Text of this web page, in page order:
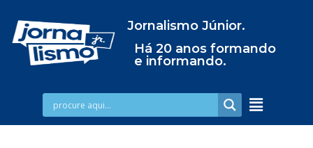
Jornalismo Júnior.
Há 20 anos formando
e informando.